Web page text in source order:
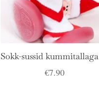
Sokk-sussid kummitallaga
€7.90